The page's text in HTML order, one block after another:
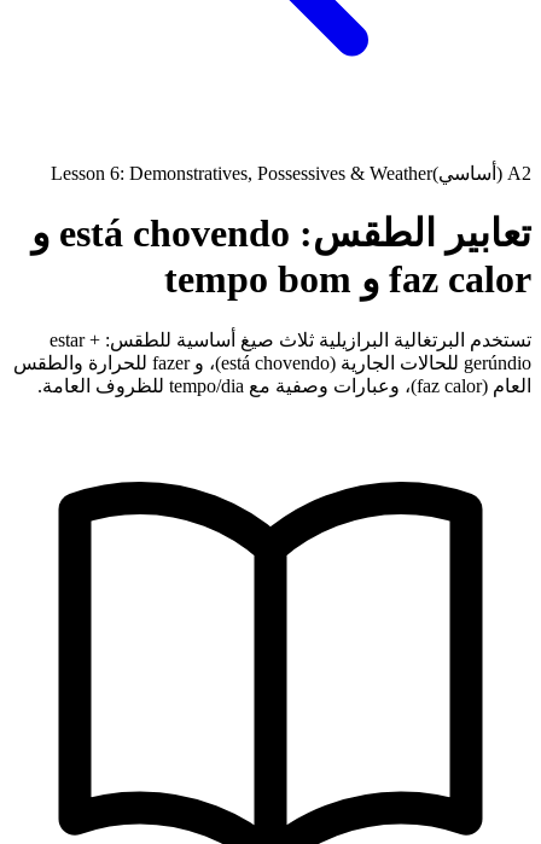
A2 (أساسي) Lesson 6: Demonstratives, Possessives & Weather
تعابير الطقس: está chovendo و
faz calor و tempo bom
تستخدم البرتغالية البرازيلية ثلاث صيغ أساسية للطقس: estar +
gerúndio للحالات الجارية (está chovendo)، و fazer للحرارة والطقس
العام (faz calor)، وعبارات وصفية مع tempo/dia للظروف العامة.